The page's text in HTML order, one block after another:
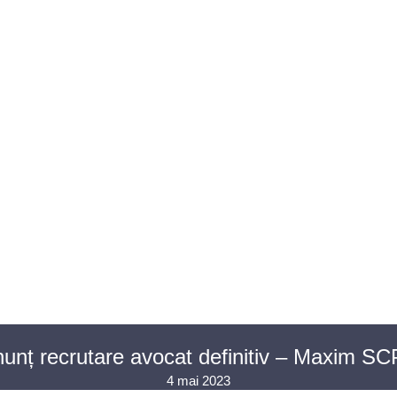
recrutare avocat definitiv – Maxim
4 mai 2023